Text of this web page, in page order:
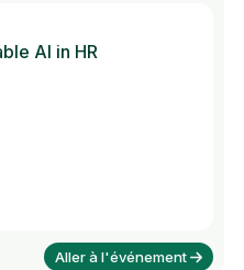
AI in HR
Aller à l'événement